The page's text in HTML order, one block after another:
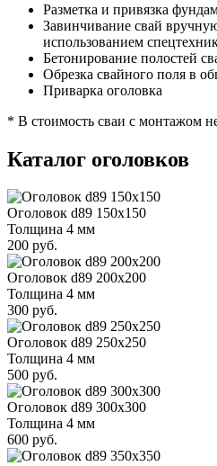
Разметка и привязка
Завинчивание свай
использованием
Бетонирование полостей
Обрезка свайного поля в
Приварка оголовка
* В стоимость сваи с монтажом
Каталог оголовков
Оголовок d89 150х150
Толщина 4 мм
200 руб.
Оголовок d89 200х200
Толщина 4 мм
300 руб.
Оголовок d89 250х250
Толщина 4 мм
500 руб.
Оголовок d89 300х300
Толщина 4 мм
600 руб.